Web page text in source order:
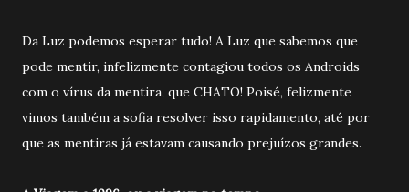
Da Luz podemos esperar tudo! A Luz que sabemos que
pode mentir, infelizmente contagiou todos os Androids
com o vírus da mentira, que CHATO! Poisé, felizmente
vimos também a sofia resolver isso rapidamento, até por
que as mentiras já estavam causando prejuízos grandes.